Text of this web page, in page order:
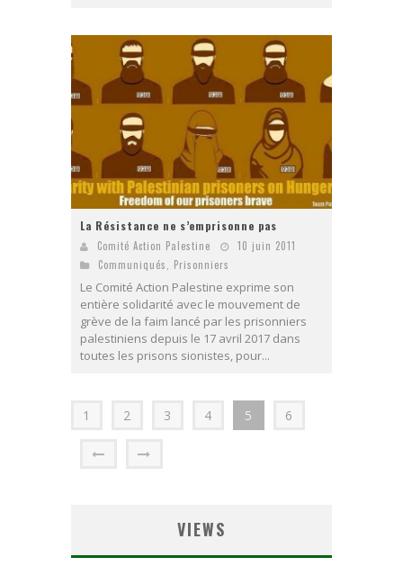
La Résistance ne s’emprisonne pas
Comité Action Palestine
10 juin 2011
Communiqués, Prisonniers
Le Comité Action Palestine exprime son
entière solidarité avec le mouvement de
grève de la faim lancé par les prisonniers
palestiniens depuis le 17 avril 2017 dans
toutes les prisons sionistes, pour...
1 2 3 4 5 6
VIEWS